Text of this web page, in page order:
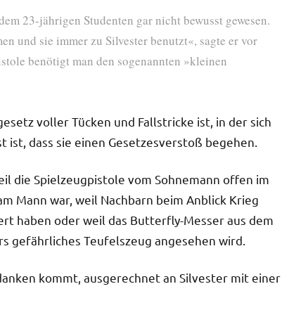
23-jährigen Studenten gar nicht bewusst gewesen.
und sie immer zu Silvester benutzt«, sagte er vor
benötigt man den sogenannten »kleinen
voller Tücken und Fallstricke ist, in der sich
dass sie einen Gesetzesverstoß begehen.
die Spielzeugpistole vom Sohnemann offen im
Mann war, weil Nachbarn beim Anblick Krieg
haben oder weil das Butterfly-Messer aus dem
gefährliches Teufelszeug angesehen wird.
kommt, ausgerechnet an Silvester mit einer